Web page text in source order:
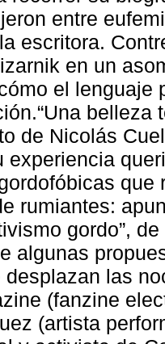
entre
escritora.
en un
el lenguaje
belleza
de Nicolás
experiencia
rumiantes:
gordo”,
algunas
desplazan las
(fanzine
(artista